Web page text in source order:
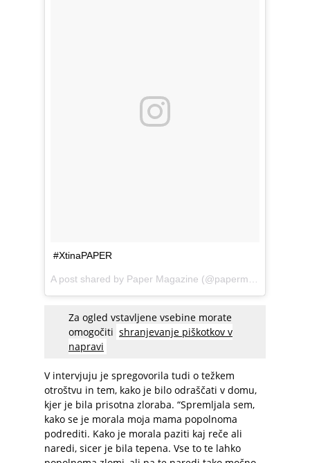
#XtinaPAPER
A post shared by Paper Magazine (@papermagazine) on
Za ogled vstavljene vsebine morate
omogočiti shranjevanje piškotkov v
napravi
V intervjuju je spregovorila tudi o težkem
otroštvu in tem, kako je bilo odraščati v domu,
kjer je bila prisotna zloraba. “Spremljala sem,
kako se je morala moja mama popolnoma
podrediti. Kako je morala paziti kaj reče ali
naredi, sicer je bila tepena. Vse to te lahko